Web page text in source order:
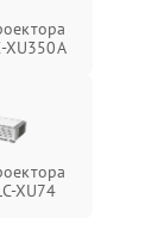
XU350A
XU74